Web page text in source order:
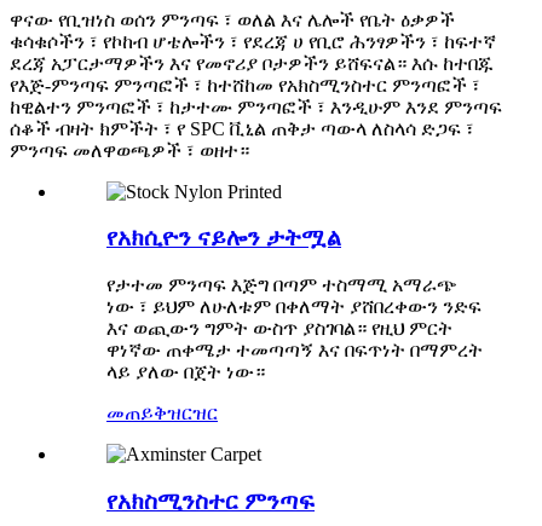
ዋናው የቢዝነስ ወሰን ምንጣፍ ፣ ወለል እና ሌሎች የቤት ዕቃዎች
ቁሳቁሶችን ፣ የኮከብ ሆቴሎችን ፣ የደረጃ ሀ የቢሮ ሕንፃዎችን ፣ ከፍተኛ
ደረጃ አፓርታማዎችን እና የመኖሪያ ቦታዎችን ይሸፍናል። እሱ ከተበጁ
የእጅ-ምንጣፍ ምንጣፎች ፣ ከተሸከመ የአክስሚንስተር ምንጣፎች ፣
ከዊልተን ምንጣፎች ፣ ከታተሙ ምንጣፎች ፣ እንዲሁም እንደ ምንጣፍ
ሰቆች ብዛት ክምችት ፣ የ SPC ቪኒል ጠቅታ ጣውላ ለስላሳ ድጋፍ ፣
ምንጣፍ መለዋወጫዎች ፣ ወዘተ።
የአክሲዮን ናይሎን ታትሟል
የታተመ ምንጣፍ እጅግ በጣም ተስማሚ አማራጭ
ነው ፣ ይህም ለሁለቱም በቀለማት ያሸበረቀውን ንድፍ
እና ወጪውን ግምት ውስጥ ያስገባል። የዚህ ምርት
ዋነኛው ጠቀሜታ ተመጣጣኝ እና በፍጥነት በማምረት
ላይ ያለው በጀት ነው።
መጠይቅዝርዝር
የአክስሚንስተር ምንጣፍ